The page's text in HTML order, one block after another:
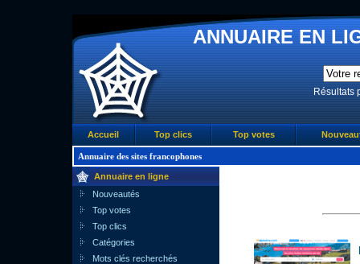
ANNUAIRE EN
Résultats
Accueil Top clics Top votes
Annuaire des sites francophones
Annuaire en ligne
Nouveautés
Top votes
Top clics
Catégories
Mots clés recherchés